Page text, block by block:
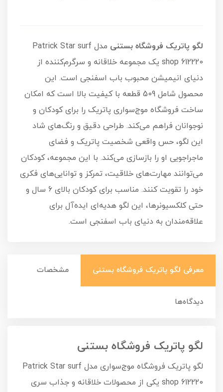
لگو پاتریک فروشگاه بستنی
مدل Patrick Star surf
shop 612220 یک مجموعه خلاقانه و سرگرم‌کننده از
دنیای انیمیشن محبوب باب اسفنجی است. این
محصول شامل 509 قطعه با کیفیت بالا است که امکان
ساخت فروشگاه موج‌سواری پاتریک را برای کودکان و
نوجوانان فراهم می‌کند. طراحی دقیق و رنگ‌های شاد
این لگو، حس واقعی شخصیت پاتریک و فضای
ماجراجویی او را بازسازی می‌کند. با این مجموعه، کودکان
می‌توانند مهارت‌های خلاقیت، تمرکز و توانایی‌های فکری
خود را تقویت کنند. مناسب برای کودکان بالای 6 سال و
حتی کلکسیونرها، این لگو هدیه‌ای ایده‌آل برای
علاقه‌مندان به دنیای باب اسفنجی است.
معرفی لگو پاتریک فروشگاه بستنی مشخصات
دیدگاه‌ها
لگو پاتریک فروشگاه بستنی
لگو پاتریک فروشگاه موج‌سواری مدل Patrick Star surf
shop 612220 یکی از محصولات خلاقانه و جذاب سری